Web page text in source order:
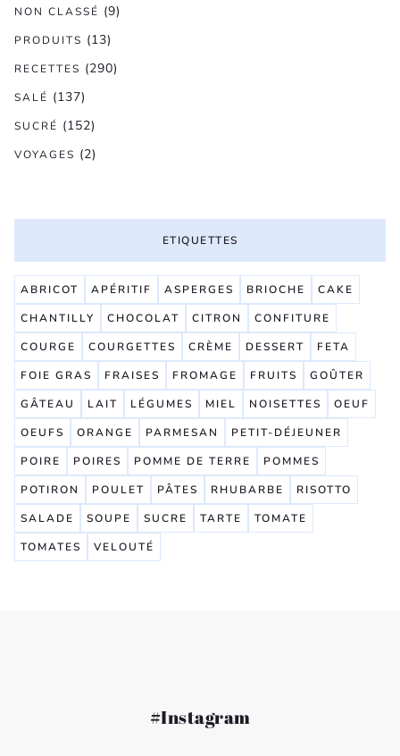
NON CLASSÉ (9)
PRODUITS (13)
RECETTES (290)
SALÉ (137)
SUCRÉ (152)
VOYAGES (2)
ETIQUETTES
ABRICOT APÉRITIF ASPERGES BRIOCHE
CAKE
CHANTILLY
CHOCOLAT CITRON
CONFITURE
COURGE
COURGETTES CRÈME DESSERT
FETA
FOIE GRAS
FRAISES FROMAGE FRUITS
GOÛTER
GÂTEAU
LAIT LÉGUMES MIEL NOISETTES
OEUF
OEUFS
ORANGE PARMESAN
PETIT-DÉJEUNER
POIRE
POIRES POMME DE TERRE
POMMES
POTIRON
POULET PÂTES RHUBARBE
RISOTTO
SALADE
SOUPE SUCRE TARTE
TOMATE
TOMATES
VELOUTÉ
#Instagram